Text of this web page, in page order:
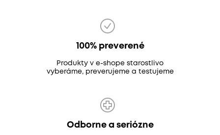
100% preverené
Produkty v e-shope starostlivo
vyberáme, preverujeme a testujeme
Odborne a seriózne